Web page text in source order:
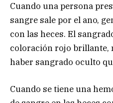
Cuando una persona
sangre sale por el ano,
con las heces. El
coloración rojo brillante,
haber sangrado oculto
Cuando se tiene una